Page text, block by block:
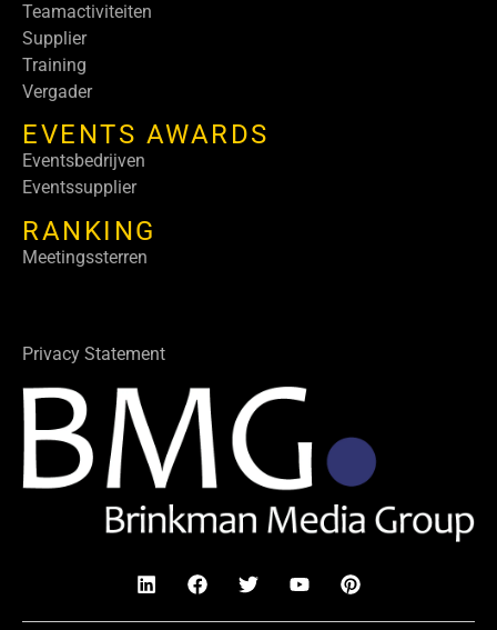
Teamactiviteiten
Supplier
Training
Vergader
EVENTS AWARDS
Eventsbedrijven
Eventssupplier
RANKING
Meetingssterren
Privacy Statement